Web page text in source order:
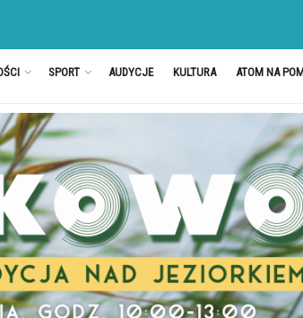
SPORT AUDYCJE KULTURA ATOM NA